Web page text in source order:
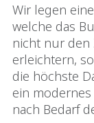
Wir legen
welche das
nicht nur
erleichtern,
die höchste
ein
nach Bedarf